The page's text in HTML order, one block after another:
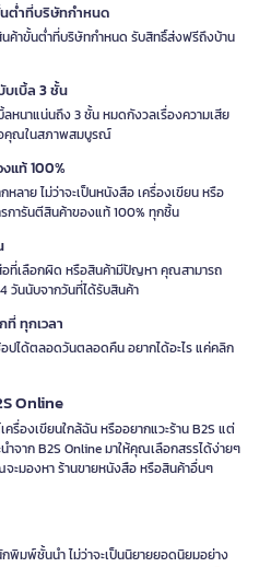
ต่ำที่บริษัทกำหนด
ค้าขั้นต่ำที่บริษัทกำหนด รับสิทธิ์ส่งฟรีถึงบ้าน
เบิ้ล 3 ชั้น
หนาแน่นถึง 3 ชั้น หมดกังวลเรื่องความเสีย
คุณในสภาพสมบูรณ์
แท้ 100%
ลาย ไม่ว่าจะเป็นหนังสือ เครื่องเขียน หรือ
การันตีสินค้าของแท้ 100% ทุกชิ้น
อที่เลือกผิด หรือสินค้ามีปัญหา คุณสามารถ
วันนับจากวันที่ได้รับสินค้า
ที่ ทุกเวลา
ปได้ตลอดวันตลอดคืน อยากได้อะไร แค่คลิก
Online
รื่องเขียนใกล้ฉัน หรืออยากแวะร้าน B2S แต่
ำจาก B2S Online มาให้คุณเลือกสรรได้ง่ายๆ
ะมองหา ร้านขายหนังสือ หรือสินค้าอื่นๆ
พิมพ์ชั้นนำ ไม่ว่าจะเป็นนิยายยอดนิยมอย่าง